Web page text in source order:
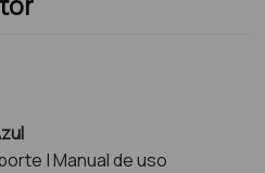
| Manual de uso